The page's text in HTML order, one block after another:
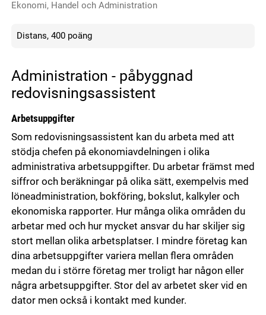
Ekonomi, Handel och Administration
Distans, 400 poäng
Administration - påbyggnad
redovisningsassistent
Arbetsuppgifter
Som redovisningsassistent kan du arbeta med att
stödja chefen på ekonomiavdelningen i olika
administrativa arbetsuppgifter. Du arbetar främst med
siffror och beräkningar på olika sätt, exempelvis med
löneadministration, bokföring, bokslut, kalkyler och
ekonomiska rapporter. Hur många olika områden du
arbetar med och hur mycket ansvar du har skiljer sig
stort mellan olika arbetsplatser. I mindre företag kan
dina arbetsuppgifter variera mellan flera områden
medan du i större företag mer troligt har någon eller
några arbetsuppgifter. Stor del av arbetet sker vid en
dator men också i kontakt med kunder.